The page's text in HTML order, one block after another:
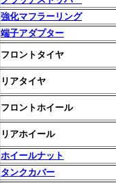
強化マフラーリング
端子アダプター
フロントタイヤ
リアタイヤ
フロントホイール
リアホイール
ホイールナット
タンクカバー